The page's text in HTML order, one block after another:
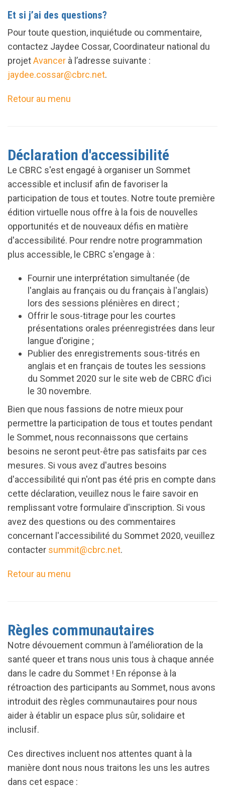
Et si j’ai des questions?
Pour toute question, inquiétude ou commentaire,
contactez Jaydee Cossar, Coordinateur national du
projetAvancer à l’adresse suivante :
jaydee.cossar@cbrc.net.
Retour au menu
Déclaration d'accessibilité
Le CBRC s'est engagé à organiser un Sommet
accessible et inclusif afin de favoriser la
participation de tous et toutes. Notre toute première
édition virtuelle nous offre à la fois de nouvelles
opportunités et de nouveaux défis en matière
d'accessibilité. Pour rendre notre programmation
plus accessible, le CBRC s'engage à :
Fournir une interprétation simultanée (de
l'anglais au français ou du français à l'anglais)
lors des sessions plénières en direct ;
Offrir le sous-titrage pour les courtes
présentations orales préenregistrées dans leur
langue d'origine ;
Publier des enregistrements sous-titrés en
anglais et en français de toutes les sessions
du Sommet 2020 sur le site web de CBRC d’ici
le 30 novembre.
Bien que nous fassions de notre mieux pour
permettre la participation de tous et toutes pendant
le Sommet, nous reconnaissons que certains
besoins ne seront peut-être pas satisfaits par ces
mesures. Si vous avez d'autres besoins
d'accessibilité qui n'ont pas été pris en compte dans
cette déclaration, veuillez nous le faire savoir en
remplissant votre formulaire d'inscription. Si vous
avez des questions ou des commentaires
concernant l'accessibilité du Sommet 2020, veuillez
contacter summit@cbrc.net.
Retour au menu
Règles communautaires
Notre dévouement commun à l’amélioration de la
santé queer et trans nous unis tous à chaque année
dans le cadre du Sommet ! En réponse à la
rétroaction des participants au Sommet, nous avons
introduit des règles communautaires pour nous
aider à établir un espace plus sûr, solidaire et
inclusif.
Ces directives incluent nos attentes quant à la
manière dont nous nous traitons les uns les autres
dans cet espace :